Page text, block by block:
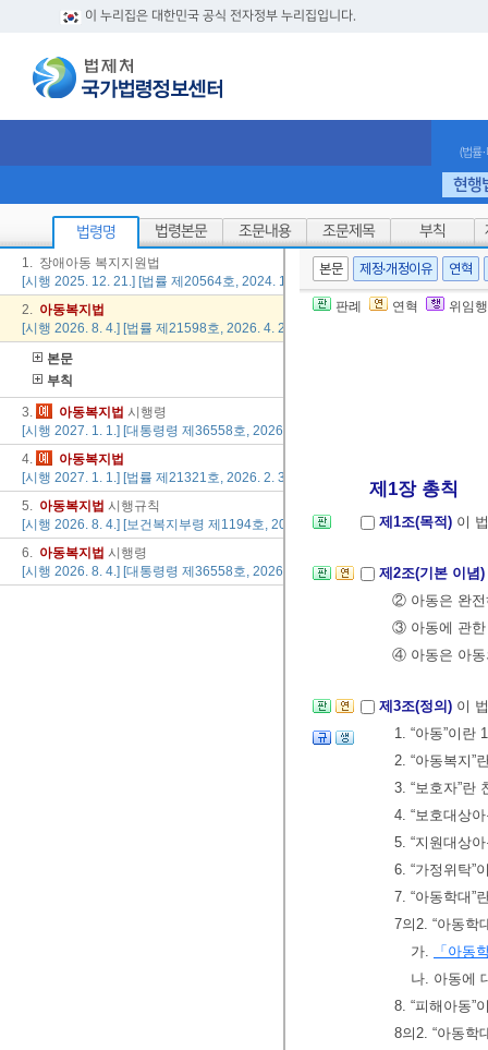
이 누리집은 대한민국 공식 전자정부 누리집입니다.
(법률
현행
법령명 법령본문 조문내용 조문제목 부칙
1. 장애아동 복지지원법
[시행 2025. 12. 21.] [법률 제20564호, 2024. 12. 20., 일부개정]
2. 아동복지법
[시행 2026. 8. 4.] [법률 제21598호, 2026. 4. 28., 일부개정]
본문
부칙
3. 아동복지법 시행령
[시행 2027. 1. 1.] [대통령령 제36558호, 2026. 8. 4., 일부개정]
4.
아동복지법
[시행 2027. 1. 1.] [법률 제21321호, 2026. 2. 3., 일부개정]
5. 아동복지법 시행규칙
[시행 2026. 8. 4.] [보건복지부령 제1194호, 2026. 8. 4., 일부개정]
6. 아동복지법 시행령
[시행 2026. 8. 4.] [대통령령 제36558호, 2026. 8. 4., 일부개정]
본문 제정·개정이유 연혁
판례 연혁 위임
제1장 총칙
제1조(목적) 이
제2조(기본 이념)
② 아동은 완전
③ 아동에 관한
④ 아동은 아동
제3조(정의) 이
1. “아동”이란
2. “아동복지”
3. “보호자”란
4. “보호대상
5. “지원대상
6. “가정위탁”
7. “아동학대”
7의2. “아동학
가.
「아동
나. 아동에
8. “피해아동”
8의2. “아동학